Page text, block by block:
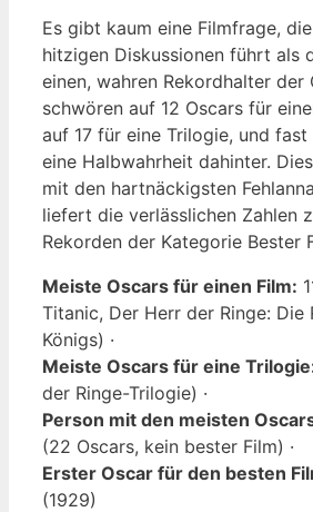
Es gibt kaum eine Filmfrage,
hitzigen Diskussionen führt als
einen, wahren Rekordhalter der
schwören auf 12 Oscars für
auf 17 für eine Trilogie, und
eine Halbwahrheit dahinter.
mit den hartnäckigsten
liefert die verlässlichen Zahlen
Rekorden der Kategorie Bester
Meiste Oscars für einen Film:
Titanic, Der Herr der Ringe: Die
Königs) ·
Meiste Oscars für eine
der Ringe-Trilogie) ·
Person mit den meisten
(22 Oscars, kein bester Film) ·
Erster Oscar für den besten
(1929)